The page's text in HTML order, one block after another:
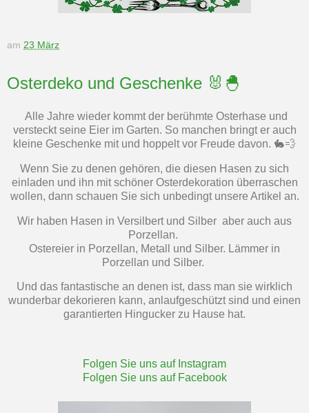
am 23 März
Osterdeko und Geschenke 🐰🐣
Alle Jahre wieder kommt der berühmte Osterhase und
versteckt seine Eier im Garten. So manchen bringt er auch
kleine Geschenke mit und hoppelt vor Freude davon. 🐇💨
Wenn Sie zu denen gehören, die diesen Hasen zu sich
einladen und ihn mit schöner Osterdekoration überraschen
wollen, dann schauen Sie sich unbedingt unsere Artikel an.
Wir haben Hasen in Versilbert und Silber aber auch aus
Porzellan.
Ostereier in Porzellan, Metall und Silber. Lämmer in
Porzellan und Silber.
Und das fantastische an denen ist, dass man sie wirklich
wunderbar dekorieren kann, anlaufgeschützt sind und einen
garantierten Hingucker zu Hause hat.
Folgen Sie uns auf Instagram
Folgen Sie uns auf Facebook